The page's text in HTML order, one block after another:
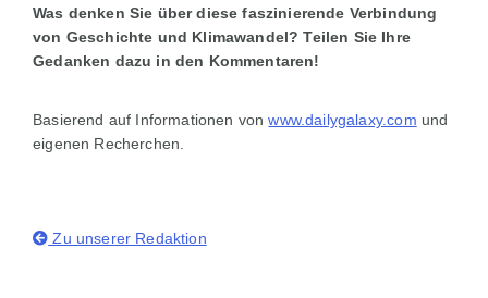
Was denken Sie über diese faszinierende Verbindung
von Geschichte und Klimawandel? Teilen Sie Ihre
Gedanken dazu in den Kommentaren!
Basierend auf Informationen vonwww.dailygalaxy.com und
eigenen Recherchen.
Zu unserer Redaktion